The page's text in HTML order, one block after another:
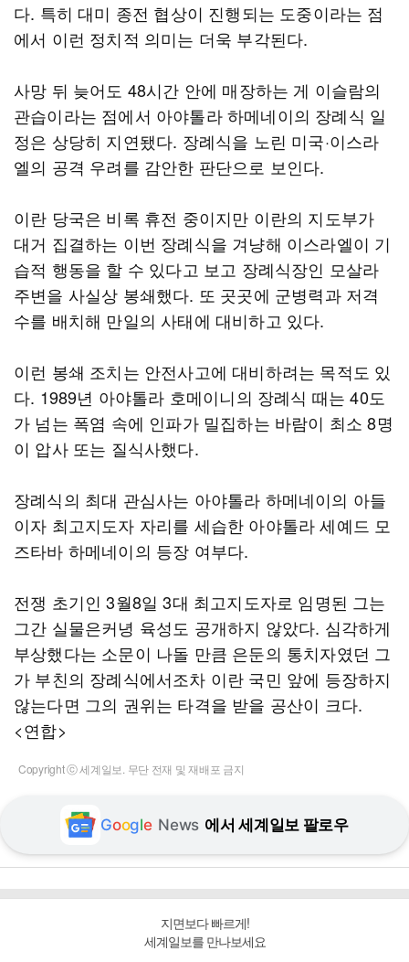
다. 특히 대미 종전 협상이 진행되는 도중이라는 점
에서 이런 정치적 의미는 더욱 부각된다.
사망 뒤 늦어도 48시간 안에 매장하는 게 이슬람의
관습이라는 점에서 아야톨라 하메네이의 장례식 일
정은 상당히 지연됐다. 장례식을 노린 미국·이스라
엘의 공격 우려를 감안한 판단으로 보인다.
이란 당국은 비록 휴전 중이지만 이란의 지도부가
대거 집결하는 이번 장례식을 겨냥해 이스라엘이 기
습적 행동을 할 수 있다고 보고 장례식장인 모살라
주변을 사실상 봉쇄했다. 또 곳곳에 군병력과 저격
수를 배치해 만일의 사태에 대비하고 있다.
이런 봉쇄 조치는 안전사고에 대비하려는 목적도 있
다. 1989년 아야톨라 호메이니의 장례식 때는 40도
가 넘는 폭염 속에 인파가 밀집하는 바람이 최소 8명
이 압사 또는 질식사했다.
장례식의 최대 관심사는 아야톨라 하메네이의 아들
이자 최고지도자 자리를 세습한 아야톨라 세예드 모
즈타바 하메네이의 등장 여부다.
전쟁 초기인 3월8일 3대 최고지도자로 임명된 그는
그간 실물은커녕 육성도 공개하지 않았다. 심각하게
부상했다는 소문이 나돌 만큼 은둔의 통치자였던 그
가 부친의 장례식에서조차 이란 국민 앞에 등장하지
않는다면 그의 권위는 타격을 받을 공산이 크다.
<연합>
Copyright ⓒ 세계일보. 무단 전재 및 재배포 금지
Google News 에서 세계일보 팔로우
지면보다 빠르게!
세계일보를 만나보세요